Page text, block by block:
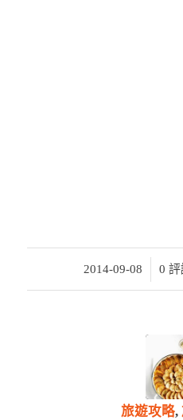
2014-09-08
/ 0 評
旅遊攻略,